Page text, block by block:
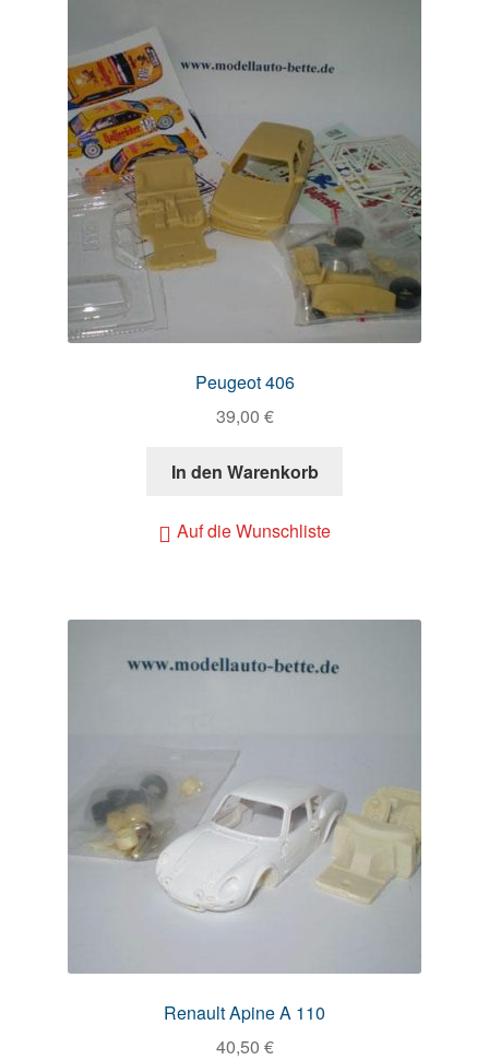
Peugeot 406
39,00 €
In den Warenkorb
Auf die Wunschliste
Renault Apine A 110
40,50 €